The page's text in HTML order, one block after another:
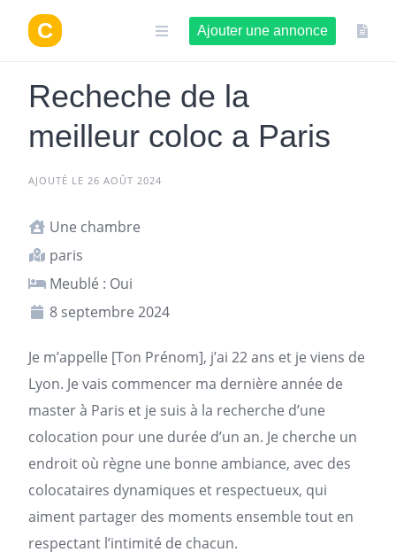
contenu
Ajouter une annonce
Recheche de la
meilleur coloc a Paris
AJOUTÉ LE 26 AOÛT 2024
Une chambre
paris
Meublé : Oui
8 septembre 2024
Je m’appelle [Ton Prénom], j’ai 22 ans et je viens de
Lyon. Je vais commencer ma dernière année de
master à Paris et je suis à la recherche d’une
colocation pour une durée d’un an. Je cherche un
endroit où règne une bonne ambiance, avec des
colocataires dynamiques et respectueux, qui
aiment partager des moments ensemble tout en
respectant l’intimité de chacun.